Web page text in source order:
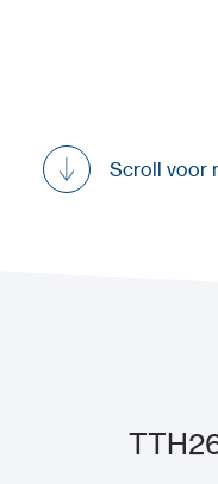
Scroll voor